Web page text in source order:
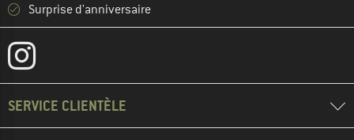
Surprise d'anniversaire
SERVICE CLIENTÈLE